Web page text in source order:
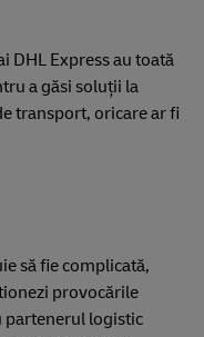
DHL Express au toată
a găsi soluții la
transport, oricare ar fi
să fie complicată,
provocările
partenerul logistic